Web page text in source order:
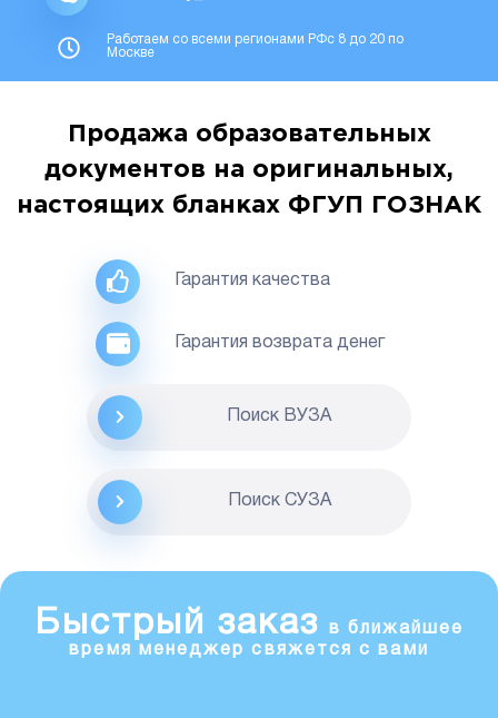
Работаем со всеми регионами РФс 8 до 20 по
Москве
Продажа образовательных
документов на оригинальных,
настоящих бланках ФГУП ГОЗНАК
Гарантия качества
Гарантия возврата денег
Поиск ВУЗА
Поиск CУЗА
Быстрый заказ
в ближайшее
время менеджер свяжется с вами